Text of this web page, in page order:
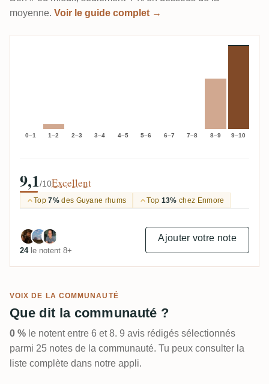
moyenne. Voir le guide complet →
0–1 1–2 2–3 3–4 4–5 5–6 6–7 7–8 8–9 9–10
9,1/10Excellent
Top7%des Guyane rhums Top 13% chez Enmore
24le notent 8+
Ajouter votre note
VOIX DE LA COMMUNAUTÉ
Que dit la communauté ?
0 % le notent entre 6 et 8. 9 avis rédigés sélectionnés
parmi 25 notes de la communauté. Tu peux consulter la
liste complète dans notre appli.